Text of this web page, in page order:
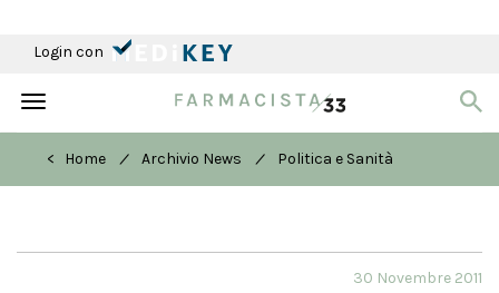
Login con
Toggle
< Home
/ Archivio News / Politica e Sanità
30 Novembre 2011